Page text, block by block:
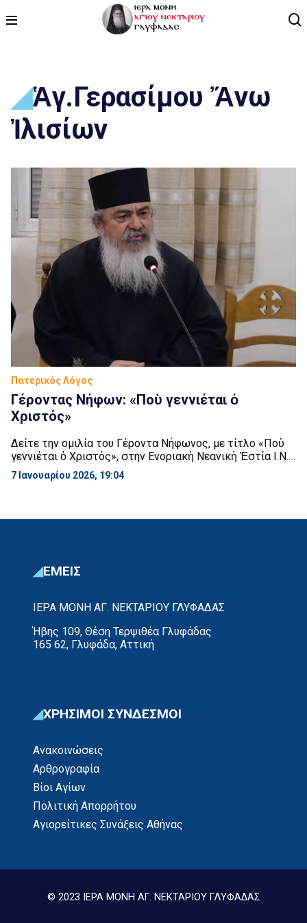
ΠΡΟΓΡΑΜΜΑ
ΑΡΘΡΟΓΡΑΦΙΑ
ΑΓΙΟΛΟΓΙΟ - ΒΙΟΙ ΑΓΙΩΝ
ΕΠΙΚΟΙΝΩΝΙΑ
Ἁγ.Γερασίμου Ἄνω
Ἰλισίων
Πατερικός Λόγος
Γέροντας Νήφων: «Ποὺ γεννιέται ὁ
Χριστός»
Δείτε την ομιλία του Γέροντα Νήφωνος, με τίτλο «Ποὺ
γεννιέται ὁ Χριστός», στην Ενοριακὴ Νεανικὴ Ἑστία Ι.Ν.,
Ἁγ. Γερασίμου Ἄνω Ἰλισίων, την Δευτέρα 22 Δεκεμβρίου
2025.
7 Ιανουαρίου 2026, 19:04
ΕΜΕΙΣ
ΙΕΡΑ ΜΟΝΗ ΑΓ. ΝΕΚΤΑΡΙΟΥ ΓΛΥΦΑΔΑΣ
Ήβης 109, Θέση Τερψιθέα Γλυφάδας
165 62, Γλυφάδα, Αττική
ΧΡΗΣΙΜΟΙ ΣΥΝΔΕΣΜΟΙ
Ανακοινώσεις
Αρθρογραφία
Βίοι Αγίων
Πολιτική Απορρήτου
Αγιορείτικες Συνάξεις Αθήνας
© 2023 ΙΕΡΑ ΜΟΝΗ ΑΓ. ΝΕΚΤΑΡΙΟΥ ΓΛΥΦΑΔΑΣ